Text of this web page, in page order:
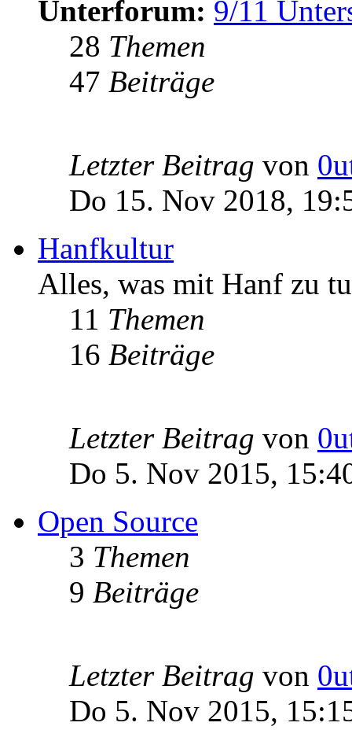
Unterforum: 9/11
28 Themen
47 Beiträge
Letzter Beitrag von
Do 15. Nov 2018,
Hanfkultur
Alles, was mit Hanf zu
11 Themen
16 Beiträge
Letzter Beitrag von
Do 5. Nov 2015,
Open Source
3 Themen
9 Beiträge
Letzter Beitrag von
Do 5. Nov 2015,